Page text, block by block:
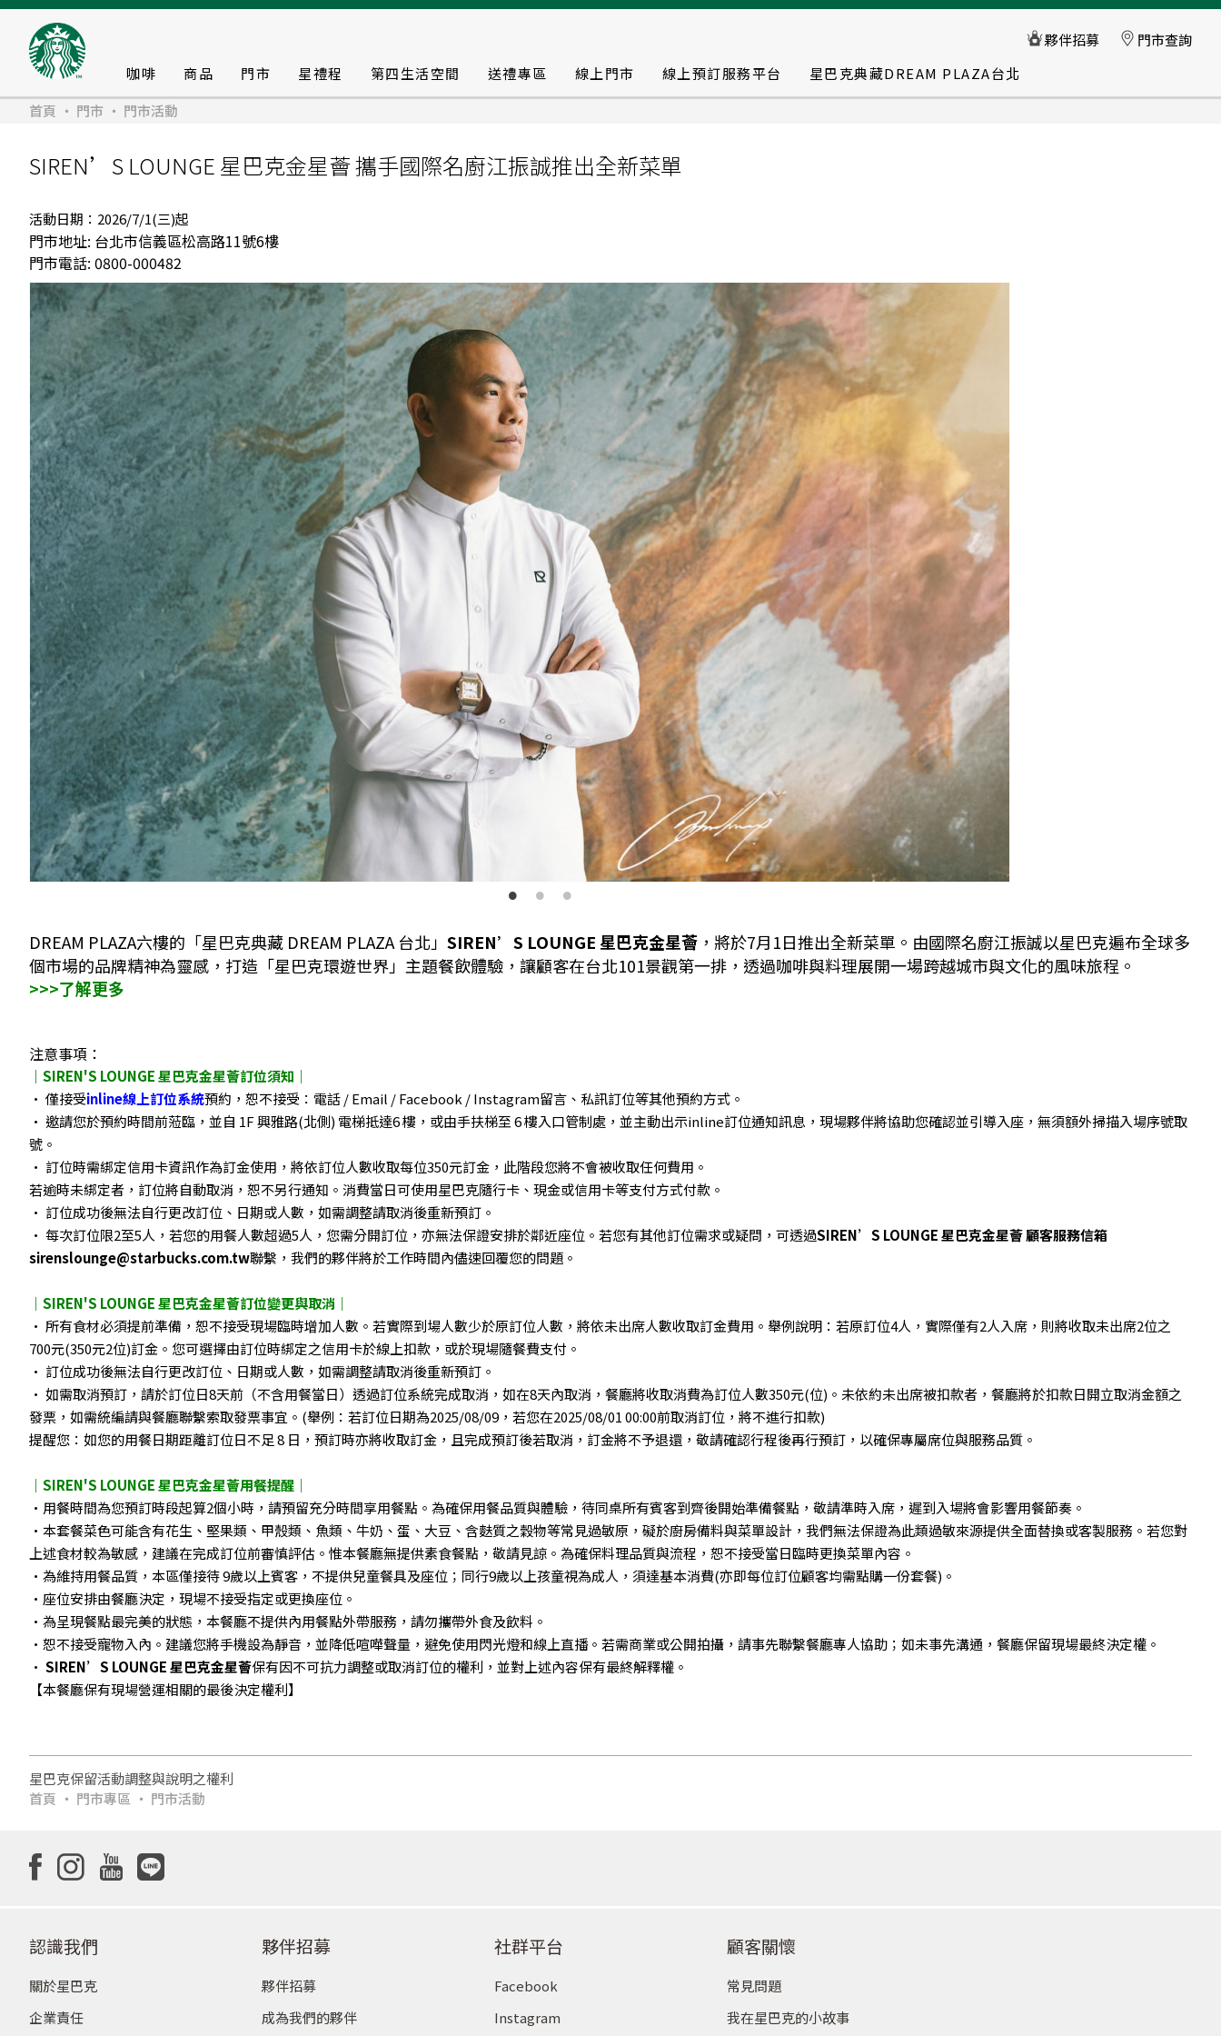
咖啡 商品 門市 星禮程 第四生活空間 送禮專區 線上門市 線上預訂服務平台
星巴克典藏DREAM PLAZA台北
首頁
門市 門市活動
SIREN’S LOUNGE 星巴克金星薈 攜手國際名廚江振誠推出全新菜單
2026/7/1(三)起
門市地址: 台北市信義區松高路11號6樓
門市電話: 0800-000482
DREAM PLAZA六樓的「星巴克典藏 DREAM PLAZA 台北」 SIREN’S LOUNGE 星巴克金星薈 ，將於7月1日推出全新菜單。由國際名廚江振誠以星巴克遍布全球多
個市場的品牌精神為靈感，打造「星巴克環遊世界」主題餐飲體驗，讓顧客在台北101景觀第一排，透過咖啡與料理展開一場跨越城市與文化的風味旅程。
>>>了解更多
｜SIREN'S LOUNGE 星巴克金星薈訂位須知｜
• 僅接受inline線上訂位系統預約，恕不接受：電話 / Email / Facebook / Instagram留言、私訊訂位等其他預約方式。
• 邀請您於預約時間前蒞臨，並自 1F 興雅路(北側) 電梯抵達6 樓，或由手扶梯至 6 樓入口管制處，並主動出示inline訂位通知訊息，現場夥伴將協助您確認並引導入座，無須額外掃描入場序號取
號。
• 訂位時需綁定信用卡資訊作為訂金使用，將依訂位人數收取每位350元訂金，此階段您將不會被收取任何費用。
若逾時未綁定者，訂位將自動取消，恕不另行通知。消費當日可使用星巴克隨行卡、現金或信用卡等支付方式付款。
• 訂位成功後無法自行更改訂位、日期或人數，如需調整請取消後重新預訂。
• 每次訂位限2至5人，若您的用餐人數超過5人，您需分開訂位，亦無法保證安排於鄰近座位。若您有其他訂位需求或疑問，可透過SIREN’S LOUNGE 星巴克金星薈顧客服務信箱
sirenslounge@starbucks.com.tw聯繫，我們的夥伴將於工作時間內儘速回覆您的問題。
｜SIREN'S LOUNGE 星巴克金星薈訂位變更與取消｜
• 所有食材必須提前準備，恕不接受現場臨時增加人數。若實際到場人數少於原訂位人數，將依未出席人數收取訂金費用。舉例說明：若原訂位4人，實際僅有2人入席，則將收取未出席2位之
700元(350元2位)訂金。您可選擇由訂位時綁定之信用卡於線上扣款，或於現場隨餐費支付。
• 訂位成功後無法自行更改訂位、日期或人數，如需調整請取消後重新預訂。
• 如需取消預訂，請於訂位日8天前（不含用餐當日）透過訂位系統完成取消，如在8天內取消，餐廳將收取消費為訂位人數350元(位)。未依約未出席被扣款者，餐廳將於扣款日開立取消金額之
發票，如需統編請與餐廳聯繫索取發票事宜。(舉例：若訂位日期為2025/08/09，若您在2025/08/01 00:00前取消訂位，將不進行扣款)
提醒您：如您的用餐日期距離訂位日不足 8 日，預訂時亦將收取訂金，且完成預訂後若取消，訂金將不予退還，敬請確認行程後再行預訂，以確保專屬席位與服務品質。
｜SIREN'S LOUNGE 星巴克金星薈用餐提醒｜
•用餐時間為您預訂時段起算2個小時，請預留充分時間享用餐點。為確保用餐品質與體驗，待同桌所有賓客到齊後開始準備餐點，敬請準時入席，遲到入場將會影響用餐節奏。
•本套餐菜色可能含有花生、堅果類、甲殼類、魚類、牛奶、蛋、大豆、含麩質之穀物等常見過敏原，礙於廚房備料與菜單設計，我們無法保證為此類過敏來源提供全面替換或客製服務。若您對
上述食材較為敏感，建議在完成訂位前審慎評估。惟本餐廳無提供素食餐點，敬請見諒。為確保料理品質與流程，恕不接受當日臨時更換菜單內容。
•為維持用餐品質，本區僅接待 9歲以上賓客，不提供兒童餐具及座位；同行9歲以上孩童視為成人，須達基本消費(亦即每位訂位顧客均需點購一份套餐)。
•座位安排由餐廳決定，現場不接受指定或更換座位。
•為呈現餐點最完美的狀態，本餐廳不提供內用餐點外帶服務，請勿攜帶外食及飲料。
•恕不接受寵物入內。建議您將手機設為靜音，並降低喧嘩聲量，避免使用閃光燈和線上直播。若需商業或公開拍攝，請事先聯繫餐廳專人協助；如未事先溝通，餐廳保留現場最終決定權。
• SIREN’S LOUNGE 星巴克金星薈保有因不可抗力調整或取消訂位的權利，並對上述內容保有最終解釋權。
【本餐廳保有現場營運相關的最後決定權利】
星巴克保留活動調整與說明之權利
首頁
門市專區 門市活動
認識我們
關於星巴克
企業責任
夥伴招募
夥伴招募
成為我們的夥伴
社群平台
Facebook
Instagram
顧客關懷
常見問題
我在星巴克的小故事